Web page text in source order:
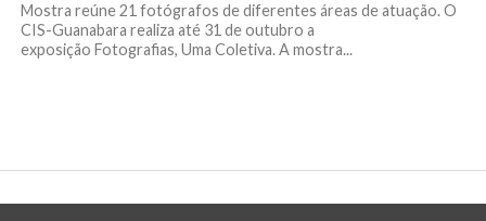
Mostra reúne 21 fotógrafos de diferentes áreas de atuação. O
CIS-Guanabara realiza até 31 de outubro a
exposição Fotografias, Uma Coletiva. A mostra...